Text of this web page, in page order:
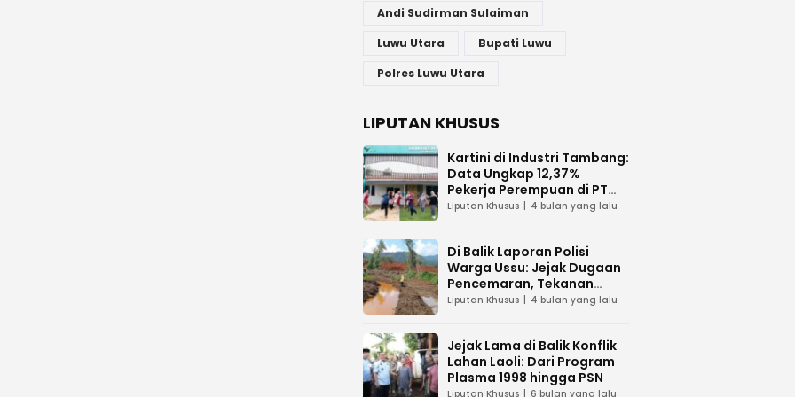
Andi Sudirman Sulaiman
Luwu Utara
Bupati Luwu
Polres Luwu Utara
LIPUTAN KHUSUS
Kartini di Industri Tambang:
Data Ungkap 12,37%
Pekerja Perempuan di PT
Vale Indonesia
Liputan Khusus 4 bulan yang lalu
Di Balik Laporan Polisi
Warga Ussu: Jejak Dugaan
Pencemaran, Tekanan
Hukum, dan Desakan
Liputan Khusus 4 bulan yang lalu
Jejak Lama di Balik Konflik
Lahan Laoli: Dari Program
Plasma 1998 hingga PSN
Liputan Khusus 6 bulan yang lalu